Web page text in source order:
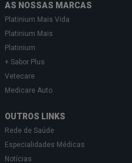
AS NOSSAS MARCAS
Platinium Mais Vida
Platinium Mais
Platinium
+ Sabor Plus
Vetecare
Medicare Auto
OUTROS LINKS
Rede de Saúde
Especialidades Médicas
Notícias